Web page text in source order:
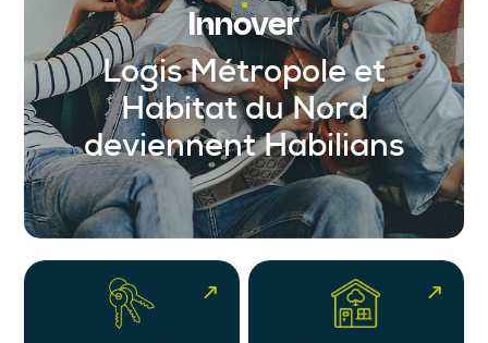
Innover
Logis Métropole et
Habitat du Nord
deviennent Habilians